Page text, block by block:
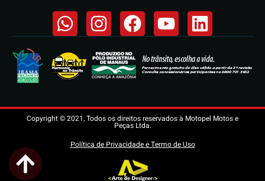
Copyright © 2021, Todos os direitos reservados à Motopel Motos e
Peças Ltda.
Política de Privacidade e Termo de Uso